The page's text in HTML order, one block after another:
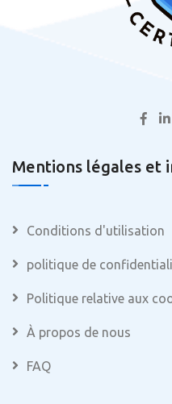
Mentions légales et
Conditions d'utilisation
politique de
Politique relative aux
À propos de nous
FAQ